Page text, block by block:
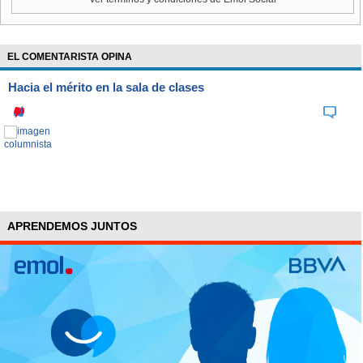
Una revisión sobre los puntos conflictivos sugiere que las
negociaciones están aún lejos de un acuerdo, dijo a
Reuters el dirigenteCarlos Allendes, mientras que desde
Escondida aseguran que siempre hay espacio para llegar a
un entendimiento, lo que implica que las negociaciones
días.
NOTICIA
negociaciones colectivas
PUNTOS CLAVES
- Nuevo plan de atención médica
: BHP desea licitar su
plan existente para reducir los costos mientras promete
EL COMENTARISTA OPINA
Hacia el mérito en la sala de clases
APRENDEMOS JUNTOS